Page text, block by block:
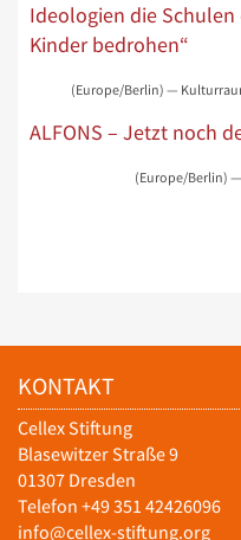
Ideologien die
Kinder bedrohen“
(Europe/Berlin) —
ALFONS – Jetzt noch
(Europe/Berlin) —
KONTAKT
Cellex Stiftung
Blasewitzer Straße 9
01307 Dresden
Telefon +49 351 42426096
info@cellex-stiftung.org